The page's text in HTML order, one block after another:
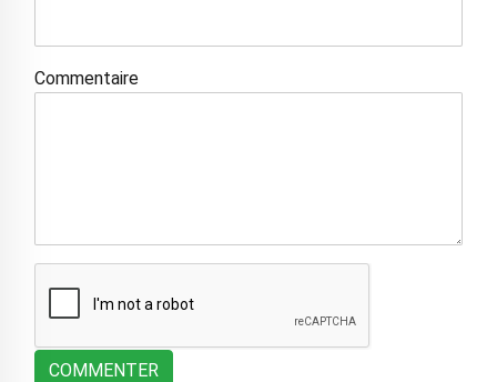
Commentaire
COMMENTER